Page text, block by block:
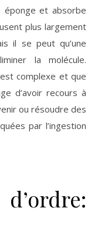
éponge et absorbe
plus largement
il se peut qu’une
la molécule.
complexe et que
d’avoir recours à
ou résoudre des
par l’ingestion